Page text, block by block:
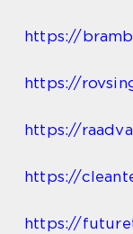
https://
https://
https://
https://
https://